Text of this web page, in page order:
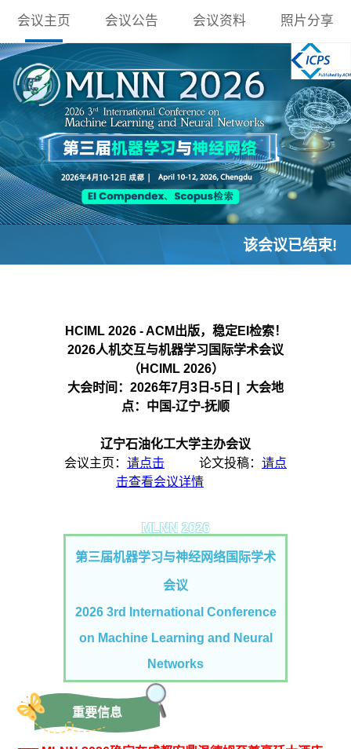
会议主页 会议公告 会议资料 照片分享
该会议已结束!
HCIML 2026 - ACM出版，稳定EI检索！
2026人机交互与机器学习国际学术会议
（HCIML 2026）
大会时间：2026年7月3日-5日 | 大会地
点：中国-辽宁-抚顺
辽宁石油化工大学主办会议
会议主页： 请点击 论文投稿： 请点
击查看会议详情
MLN N 2026
第三届机器学习与神经网络国际学术
会议
2026 3rd International Conference
on Machine Learning and Neural
Networks
重要信息